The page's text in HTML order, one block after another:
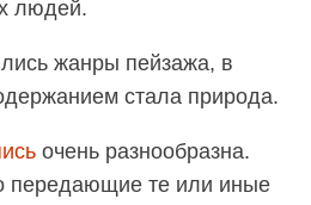
людей.
жанры пейзажа, в
стала природа.
очень разнообразна.
передающие те или иные